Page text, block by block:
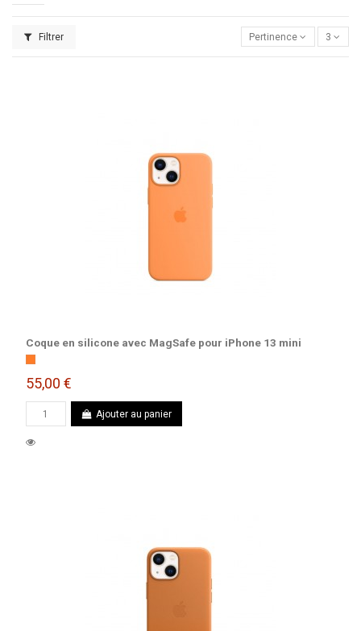
Filtrer Pertinence 3
Coque en silicone avec MagSafe pour iPhone 13 mini
Orange
55,00 €
Ajouter au panier